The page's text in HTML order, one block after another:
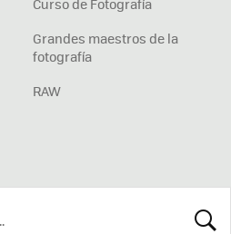
Grandes maestros de la
fotografía
RAW